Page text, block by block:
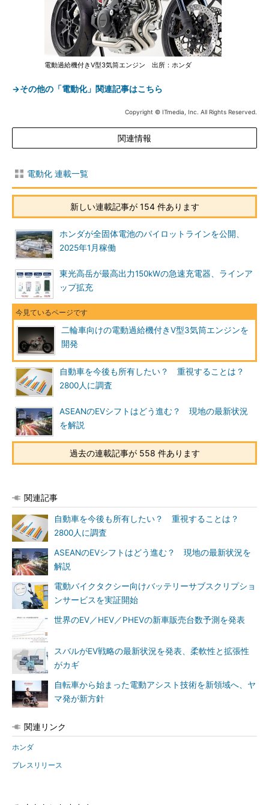
電動過給機付きV型3気筒エンジン 出所：ホンダ
→その他の「電動化」関連記事はこちら
Copyright © ITmedia, Inc. All Rights Reserved.
関連情報
電動化 連載一覧
新しい連載記事が 154 件あります
ホンダが全固体電池のパイロットラインを公開、
2025年1月稼働
東光高岳が最高出力150kWの急速充電器、ラインア
ップ拡充
二輪車向けの電動過給機付きV型3気筒エンジンを
開発
自動車を今後も所有したい？ 重視することは？
2800人に調査
ASEANのEVシフトはどう進む？ 現地の最新状況
を解説
過去の連載記事が 558 件あります
関連記事
自動車を今後も所有したい？ 重視することは？
2800人に調査
ASEANのEVシフトはどう進む？ 現地の最新状況を
解説
電動バイクタクシー向けバッテリーサブスクリプショ
ンサービスを実証開始
世界のEV／HEV／PHEVの新車販売台数予測を発表
スバルがEV戦略の最新状況を発表、柔軟性と拡張性
がカギ
自転車から始まった電動アシスト技術を新領域へ、ヤ
マ発が新方針
関連リンク
ホンダ
プレスリリース